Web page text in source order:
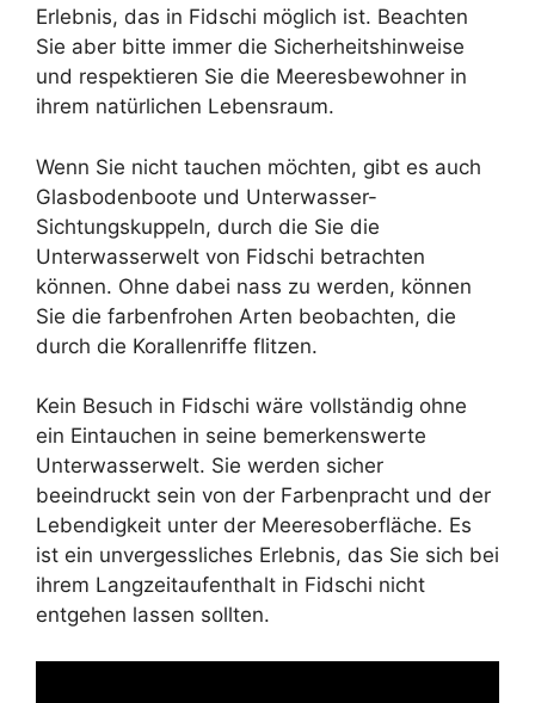
Erlebnis, das in Fidschi möglich ist. Beachten
Sie aber bitte immer die Sicherheitshinweise
und respektieren Sie die Meeresbewohner in
ihrem natürlichen Lebensraum.
Wenn Sie nicht tauchen möchten, gibt es auch
Glasbodenboote und Unterwasser-
Sichtungskuppeln, durch die Sie die
Unterwasserwelt von Fidschi betrachten
können. Ohne dabei nass zu werden, können
Sie die farbenfrohen Arten beobachten, die
durch die Korallenriffe flitzen.
Kein Besuch in Fidschi wäre vollständig ohne
ein Eintauchen in seine bemerkenswerte
Unterwasserwelt. Sie werden sicher
beeindruckt sein von der Farbenpracht und der
Lebendigkeit unter der Meeresoberfläche. Es
ist ein unvergessliches Erlebnis, das Sie sich bei
ihrem Langzeitaufenthalt in Fidschi nicht
entgehen lassen sollten.